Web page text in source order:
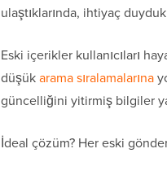
ulaştıklarında, ihtiyaç
Eski içerikler kullanıcıları
düşükarama sıralamalarına
güncelliğini yitirmiş bilgiler
İdeal çözüm? Her eski